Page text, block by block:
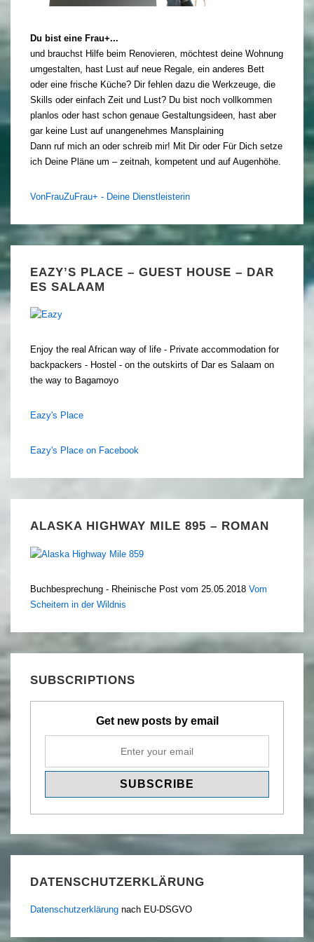
Du bist eine Frau+...
und brauchst Hilfe beim Renovieren, möchtest deine Wohnung
umgestalten, hast Lust auf neue Regale, ein anderes Bett
oder eine frische Küche? Dir fehlen dazu die Werkzeuge, die
Skills oder einfach Zeit und Lust? Du bist noch vollkommen
planlos oder hast schon genaue Gestaltungsideen, hast aber
gar keine Lust auf unangenehmes Mansplaining
Dann ruf mich an oder schreib mir! Mit Dir oder Für Dich setze
ich Deine Pläne um – zeitnah, kompetent und auf Augenhöhe.
VonFrauZuFrau+ - Deine Dienstleisterin
EAZY’S PLACE – GUEST HOUSE – DAR
ES SALAAM
Enjoy the real African way of life - Private accommodation for
backpackers - Hostel - on the outskirts of Dar es Salaam on
the way to Bagamoyo
Eazy's Place
Eazy's Place on Facebook
ALASKA HIGHWAY MILE 895 – ROMAN
Buchbesprechung - Rheinische Post vom 25.05.2018 Vom
Scheitern in der Wildnis
SUBSCRIPTIONS
Get new posts by email
DATENSCHUTZERKLÄRUNG
Datenschutzerklärung nach EU-DSGVO